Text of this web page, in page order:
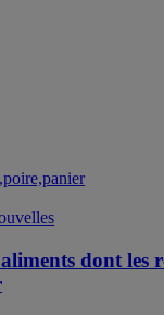
dont les